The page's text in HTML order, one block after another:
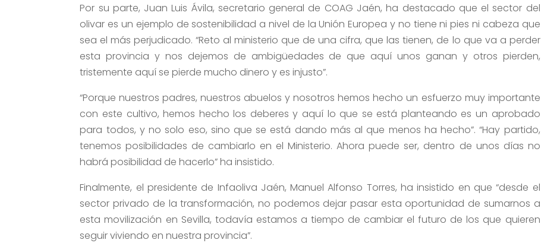
Por su parte, Juan Luis Ávila, secretario general de COAG Jaén, ha destacado que el sector del
olivar es un ejemplo de sostenibilidad a nivel de la Unión Europea y no tiene ni pies ni cabeza que
sea el más perjudicado. “Reto al ministerio que de una cifra, que las tienen, de lo que va a perder
esta provincia y nos dejemos de ambigüedades de que aquí unos ganan y otros pierden,
tristemente aquí se pierde mucho dinero y es injusto”.
“Porque nuestros padres, nuestros abuelos y nosotros hemos hecho un esfuerzo muy importante
con este cultivo, hemos hecho los deberes y aquí lo que se está planteando es un aprobado
para todos, y no solo eso, sino que se está dando más al que menos ha hecho”. “Hay partido,
tenemos posibilidades de cambiarlo en el Ministerio. Ahora puede ser, dentro de unos días no
habrá posibilidad de hacerlo” ha insistido.
Finalmente, el presidente de Infaoliva Jaén, Manuel Alfonso Torres, ha insistido en que “desde el
sector privado de la transformación, no podemos dejar pasar esta oportunidad de sumarnos a
esta movilización en Sevilla, todavía estamos a tiempo de cambiar el futuro de los que quieren
seguir viviendo en nuestra provincia”.